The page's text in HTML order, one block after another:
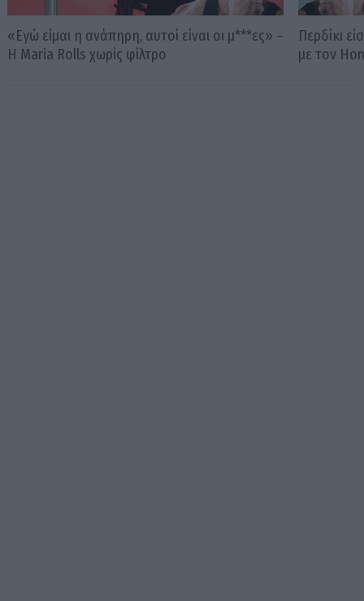
«Εγώ είμαι η ανάπηρη, αυτοί είναι οι μ***ες» –
Η Maria Rolls χωρίς φίλτρο
Περδίκι
με τον